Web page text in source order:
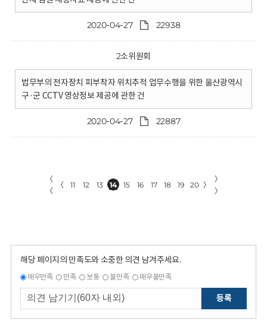
2020-04-27 22938
2소위원회
법무부의 전자장치 피부착자 위치추적 업무수행을 위한 울산광역시
구·군 CCTV 영상정보 제공에 관한 건
2020-04-27 22887
〈
〈
〈 11 12 13 14 15 16 17 18 19 20 〉
〉
〉
해당 페이지의 만족도와 소중한 의견 남겨주세요.
매우만족 만족 보통 불만족 매우불만족
등록